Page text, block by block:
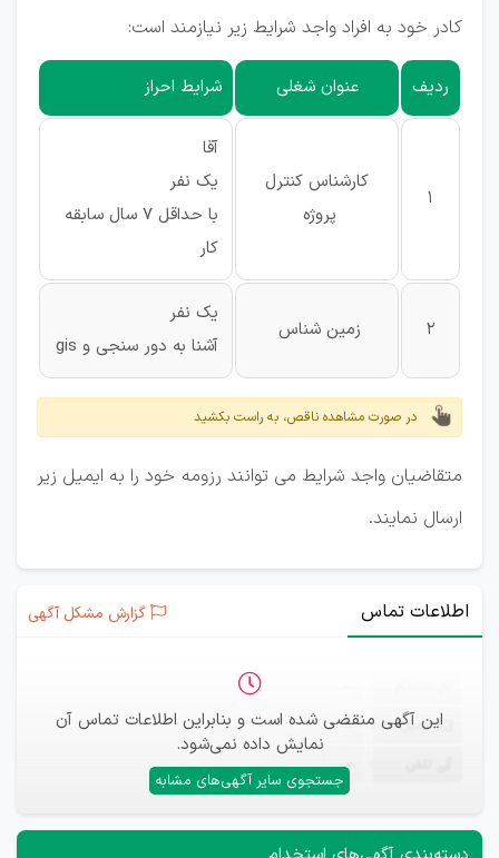
کادر خود به افراد واجد شرایط زیر نیازمند است:
ردیف عنوان شغلی شرایط احراز
1
کارشناس کنترل
پروژه
آقا
یک نفر
با حداقل 7 سال سابقه
کار
2 زمین شناس
یک نفر
آشنا به دور سنجی و gis
در صورت مشاهده ناقص، به راست بکشید
متقاضیان واجد شرایط می توانند رزومه خود را به ایمیل زیر
ارسال نمایند.
اطلاعات تماس گزارش مشکل آگهی
این آگهی منقضی شده است و بنابراین اطلاعات تماس آن
نمایش داده نمی‌شود.
جستجوی سایر آگهی‌های مشابه
ایمیل —
—